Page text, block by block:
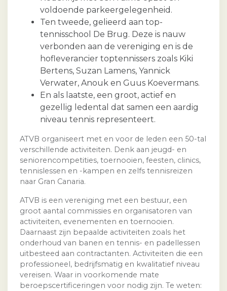
voldoende parkeergelegenheid.
Ten tweede, gelieerd aan top-
tennisschool De Brug. Deze is nauw
verbonden aan de vereniging en is de
hofleverancier toptennissers zoals Kiki
Bertens, Suzan Lamens, Yannick
Verwater, Anouk en Guus Koevermans.
En als laatste, een groot, actief en
gezellig ledental dat samen een aardig
niveau tennis representeert.
ATVB organiseert met en voor de leden een 50-tal
verschillende activiteiten. Denk aan jeugd- en
seniorencompetities, toernooien, feesten, clinics,
tennislessen en -kampen en zelfs tennisreizen
naar Gran Canaria.
ATVB is een vereniging met een bestuur, een
groot aantal commissies en organisatoren van
activiteiten, evenementen en toernooien.
Daarnaast zijn bepaalde activiteiten zoals het
onderhoud van banen en tennis- en padellessen
uitbesteed aan contractanten. Activiteiten die een
professioneel, bedrijfsmatig en kwalitatief niveau
vereisen. Waar in voorkomende mate
beroepscertificeringen voor nodig zijn. Te weten: